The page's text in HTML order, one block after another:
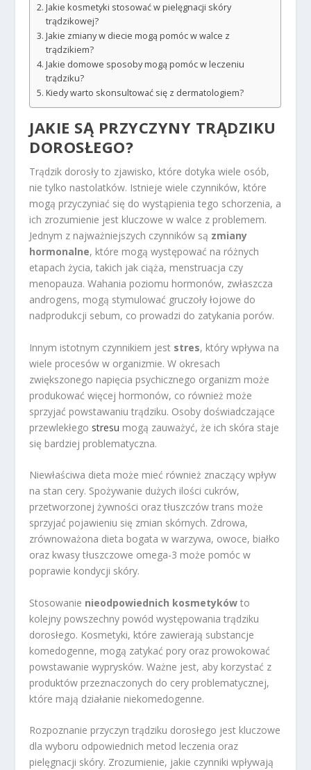
Jakie kosmetyki stosować w pielęgnacji skóry
trądzikowej?
Jakie zmiany w diecie mogą pomóc w walce z
trądzikiem?
Jakie domowe sposoby mogą pomóc w leczeniu
trądziku?
Kiedy warto skonsultować się z dermatologiem?
JAKIE SĄ PRZYCZYNY TRĄDZIKU
DOROSŁEGO?
Trądzik dorosły to zjawisko, które dotyka wiele osób,
nie tylko nastolatków. Istnieje wiele czynników, które
mogą przyczyniać się do wystąpienia tego schorzenia, a
ich zrozumienie jest kluczowe w walce z problemem.
Jednym z najważniejszych czynników są zmiany
hormonalne, które mogą występować na różnych
etapach życia, takich jak ciąża, menstruacja czy
menopauza. Wahania poziomu hormonów, zwłaszcza
androgens, mogą stymulować gruczoły łojowe do
nadprodukcji sebum, co prowadzi do zatykania porów.
Innym istotnym czynnikiem jest stres, który wpływa na
wiele procesów w organizmie. W okresach
zwiększonego napięcia psychicznego organizm może
produkować więcej hormonów, co również może
sprzyjać powstawaniu trądziku. Osoby doświadczające
przewlekłego stresu mogą zauważyć, że ich skóra staje
się bardziej problematyczna.
Niewłaściwa dieta może mieć również znaczący wpływ
na stan cery. Spożywanie dużych ilości cukrów,
przetworzonej żywności oraz tłuszczów trans może
sprzyjać pojawieniu się zmian skórnych. Zdrowa,
zrównoważona dieta bogata w warzywa, owoce, białko
oraz kwasy tłuszczowe omega-3 może pomóc w
poprawie kondycji skóry.
Stosowanie nieodpowiednich kosmetyków to
kolejny powszechny powód występowania trądziku
dorosłego. Kosmetyki, które zawierają substancje
komedogenne, mogą zatykać pory oraz prowokować
powstawanie wyprysków. Ważne jest, aby korzystać z
produktów przeznaczonych do cery problematycznej,
które mają działanie niekomedogenne.
Rozpoznanie przyczyn trądziku dorosłego jest kluczowe
dla wyboru odpowiednich metod leczenia oraz
pielęgnacji skóry. Zrozumienie, jakie czynniki wpływają